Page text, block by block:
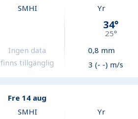
SMHI
Ingen data
finns tillgänglig
Yr
34°
25°
0,8 mm
3 (- -) m/s
Fre 14 aug
SMHI Yr